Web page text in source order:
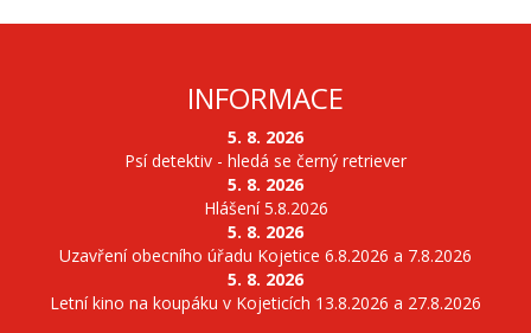
INFORMACE
5. 8. 2026
Psí detektiv - hledá se černý retriever
5. 8. 2026
Hlášení 5.8.2026
5. 8. 2026
Uzavření obecního úřadu Kojetice 6.8.2026 a 7.8.2026
5. 8. 2026
Letní kino na koupáku v Kojeticích 13.8.2026 a 27.8.2026